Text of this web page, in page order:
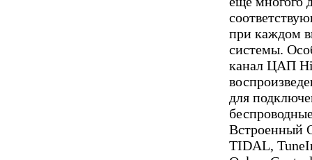
при каждом
системы.
канал ЦАП
для
Встроенный
TIDAL,